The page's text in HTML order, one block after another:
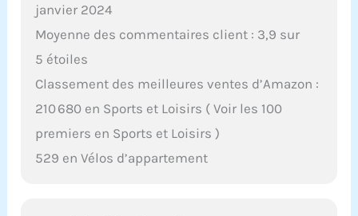
janvier 2024
Moyenne des commentaires client : 3,9 sur
5 étoiles
Classement des meilleures ventes d’Amazon :
210 680 en Sports et Loisirs ( Voir les 100
premiers en Sports et Loisirs )
529 en Vélos d’appartement